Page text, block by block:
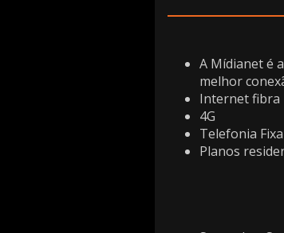
A Mídianet é
melhor
Internet fibra
4G
Telefonia Fixa
Planos